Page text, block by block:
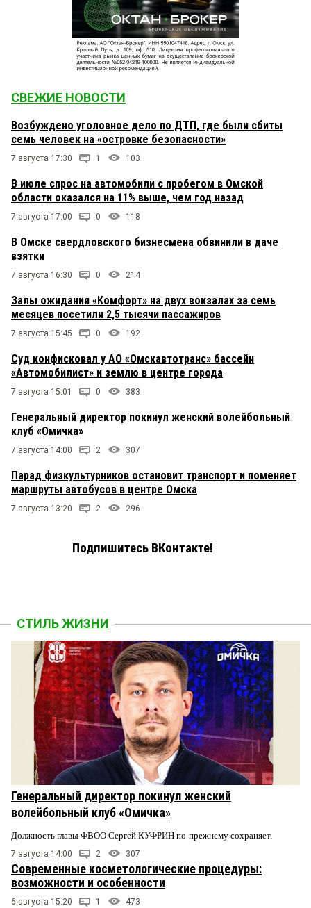
СВЕЖИЕ НОВОСТИ
Возбуждено уголовное дело по ДТП, где были сбиты
семь человек на «островке безопасности»
7 августа 17:30 1 103
В июле спрос на автомобили с пробегом в Омской
области оказался на 11% выше, чем год назад
7 августа 17:00 0 118
В Омске свердловского бизнесмена обвинили в даче
взятки
7 августа 16:30 0 214
Залы ожидания «Комфорт» на двух вокзалах за семь
месяцев посетили 2,5 тысячи пассажиров
7 августа 15:45 0 192
Суд конфисковал у АО «Омскавтотранс» бассейн
«Автомобилист» и землю в центре города
7 августа 15:01 0 383
Генеральный директор покинул женский волейбольный
клуб «Омичка»
7 августа 14:00 2 307
Парад физкультурников остановит транспорт и поменяет
маршруты автобусов в центре Омска
7 августа 13:20 2 296
Подпишитесь ВКонтакте!
СТИЛЬ ЖИЗНИ
Генеральный директор покинул женский
волейбольный клуб «Омичка»
Должность главы ФВОО Сергей КУФРИН по-прежнему сохраняет.
7 августа 14:00 2 307
Современные косметологические процедуры:
возможности и особенности
6 августа 15:20 1 473